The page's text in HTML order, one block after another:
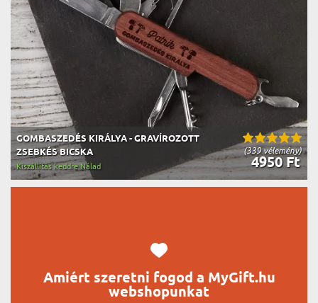
(339 vélemény)
GOMBASZEDÉS KIRÁLYA - GRAVÍROZOTT
ZSEBKÉS BICSKA
4950 Ft
Kiszállítás keddre Nálad
Amiért szeretni fogod a MyGift.hu
webshopunkat